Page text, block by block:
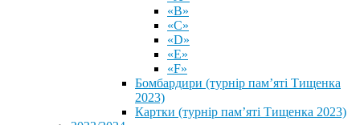
«В»
«С»
«D»
«Е»
«F»
Бомбардири (турнір пам’яті Тищенка
2023)
Картки (турнір пам’яті Тищенка 2023)